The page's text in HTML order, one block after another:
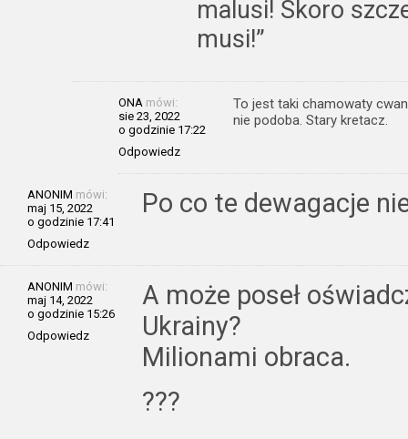
malusi! Skoro
musi!”
ONA mówi:
sie 23, 2022
o godzinie 17:22
Odpowiedz
To jest taki chamowaty
nie podoba. Stary kretacz.
ANONIM mówi:
maj 15, 2022
o godzinie 17:41
Odpowiedz
Po co te dewagacje
ANONIM mówi:
maj 14, 2022
o godzinie 15:26
Odpowiedz
A może poseł
Ukrainy?
Milionami obraca.
???